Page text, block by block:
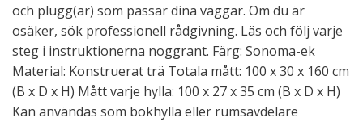
och plugg(ar) som passar dina väggar. Om du är
osäker, sök professionell rådgivning. Läs och följ varje
steg i instruktionerna noggrant. Färg: Sonoma-ek
Material: Konstruerat trä Totala mått: 100 x 30 x 160 cm
(B x D x H) Mått varje hylla: 100 x 27 x 35 cm (B x D x H)
Kan användas som bokhylla eller rumsavdelare